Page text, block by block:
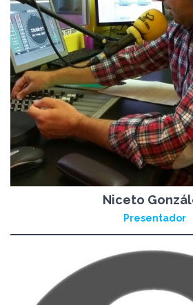
Niceto
Presentador